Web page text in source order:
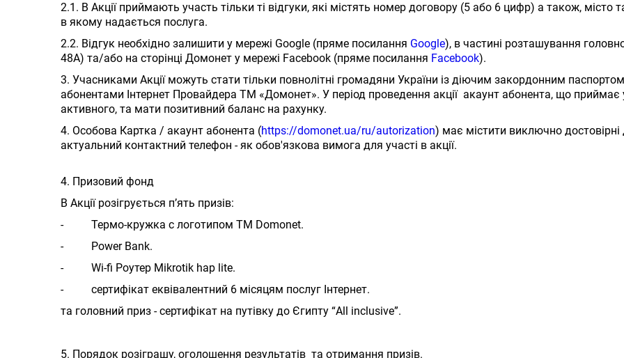
2.1. В Акції приймають участь тільки ті відгуки, які містять номер договору (5 або 6 цифр) а також, місто
в якому надається послуга.
2.2. Відгук необхідно залишити у мережі Google (пряме посилання Google), в частині розташування
48А) та/або на сторінці Домонет у мережі Facebook (пряме посилання Facebook).
3. Учасниками Акції можуть стати тільки повнолітні громадяни України із діючим закордонним
абонентами Інтернет Провайдера ТМ «Домонет». У період проведення акції акаунт абонента, що приймає
активного, та мати позитивний баланс на рахунку.
4. Особова Картка / акаунт абонента (https://domonet.ua/ru/autorization) має містити виключно достовірні
актуальний контактний телефон - як обов'язкова вимога для участі в акції.
4. Призовий фонд
В Акції розігрується п’ять призів:
- Термо-кружка с логотипом ТМ Domonet.
- Power Bank.
- Wi-fi Роутер Mikrotik hap lite.
- сертифікат еквівалентний 6 місяцям послуг Інтернет.
та головний приз - сертифікат на путівку до Єгипту “All inclusive”.
5. Порядок розіграшу, оголошення результатів та отримання призів.